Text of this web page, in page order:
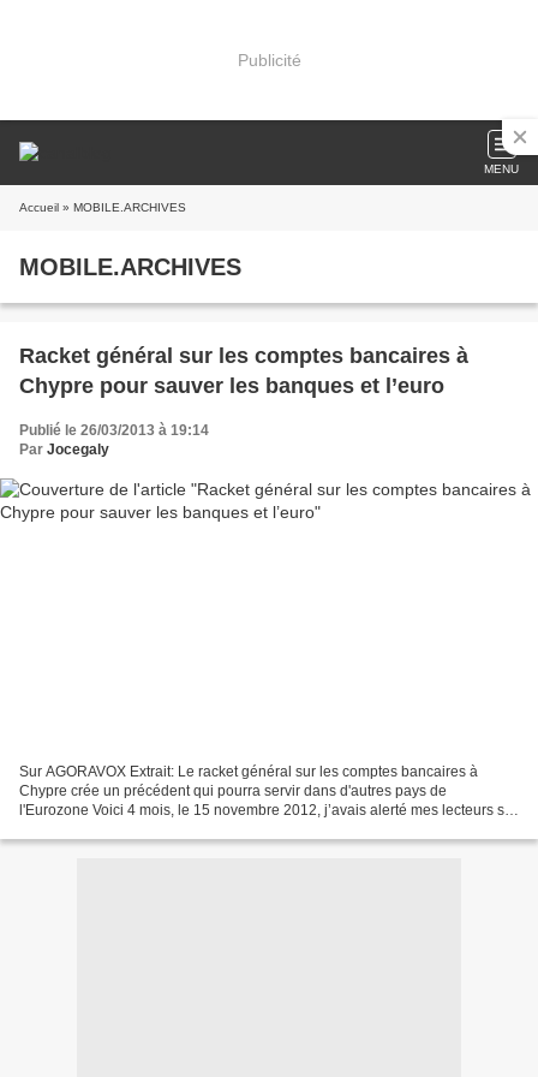
Publicité
MENU
Accueil » MOBILE.ARCHIVES
MOBILE.ARCHIVES
Racket général sur les comptes bancaires à
Chypre pour sauver les banques et l’euro
Publié le 26/03/2013 à 19:14
Par Jocegaly
Sur AGORAVOX Extrait: Le racket général sur les comptes bancaires à
Chypre crée un précédent qui pourra servir dans d'autres pays de
l'Eurozone Voici 4 mois, le 15 novembre 2012, j’avais alerté mes lecteurs sur